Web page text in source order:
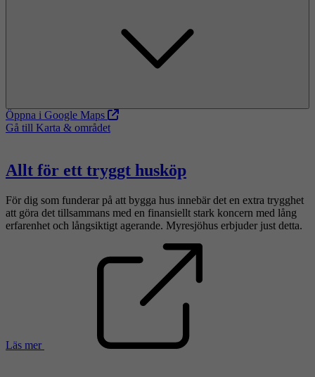
Öppna i Google Maps
Gå till Karta & området
Allt för ett tryggt husköp
För dig som funderar på att bygga hus innebär det en extra trygghet
att göra det tillsammans med en finansiellt stark koncern med lång
erfarenhet och långsiktigt agerande. Myresjöhus erbjuder just detta.
Läs mer